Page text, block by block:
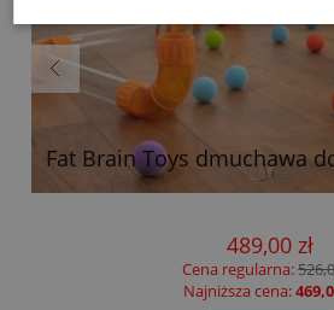
Fat Brain Toys dmuchawa
489,00 zł
Cena regularna:
Najniższa cena: